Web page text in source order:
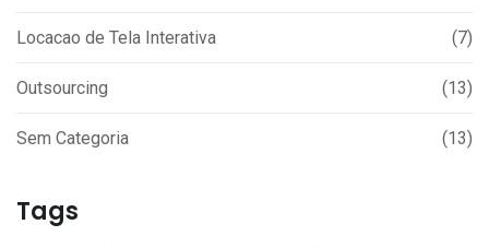
Locacao de Tela Interativa (7)
Outsourcing (13)
Sem Categoria (13)
Tags